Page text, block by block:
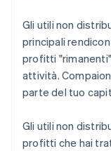
Gli utili non
principali
profitti
attività.
parte del tuo
Gli utili non
profitti che hai